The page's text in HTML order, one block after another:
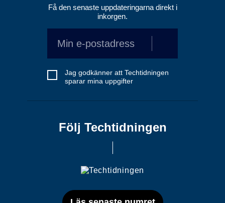
Få den senaste uppdateringarna direkt i
inkorgen.
Jag godkänner att Techtidningen
sparar mina uppgifter
Följ Techtidningen